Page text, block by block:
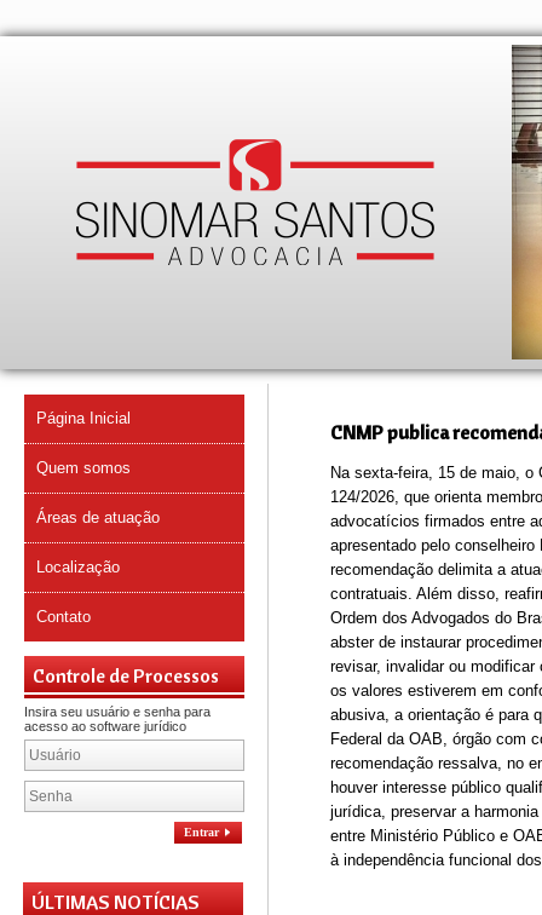
Página Inicial
Quem somos
Áreas de atuação
Localização
Contato
Controle de Processos
Insira seu usuário e senha para
acesso ao software jurídico
Entrar
ÚLTIMAS NOTÍCIAS
CNMP publica
Na sexta-feira, 15 de maio, o
124/2026, que orienta
advocatícios firmados entre
apresentado pelo
recomendação delimita a
contratuais. Além disso,
Ordem dos Advogados do
abster de instaurar
revisar, invalidar ou
os valores estiverem em
abusiva, a orientação é para
Federal da OAB, órgão com
recomendação ressalva, no
houver interesse público
jurídica, preservar a
entre Ministério Público e
à independência funcional